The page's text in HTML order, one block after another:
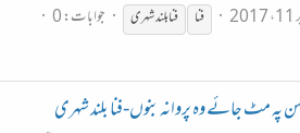
فنا فنابلند شہری
جوابات: 0
مٹ جائے وہ پروانہ بنوں-فنا بلند شہری